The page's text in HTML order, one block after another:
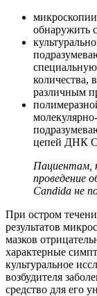
обнаружить
количества,
различным
цепей ДНК
Пациентам,
проведение
Candida не
При остром
результатов
мазков
характерные
культуральное
возбудителя
средство для его